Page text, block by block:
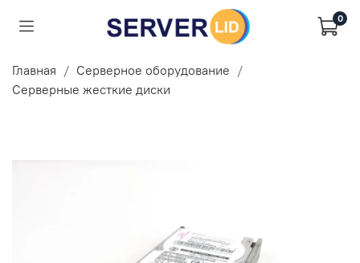
0
Главная
Серверное оборудование
Серверные жесткие диски